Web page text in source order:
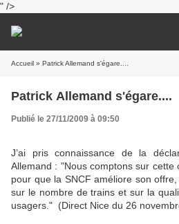
" />
Accueil » Patrick Allemand s'égare....
Patrick Allemand s'égare....
Publié le 27/11/2009 à 09:50
J’ai pris connaissance de la
Allemand : "Nous comptons sur
pour que la SNCF améliore son
sur le nombre de trains et sur la
usagers." (Direct Nice du 26